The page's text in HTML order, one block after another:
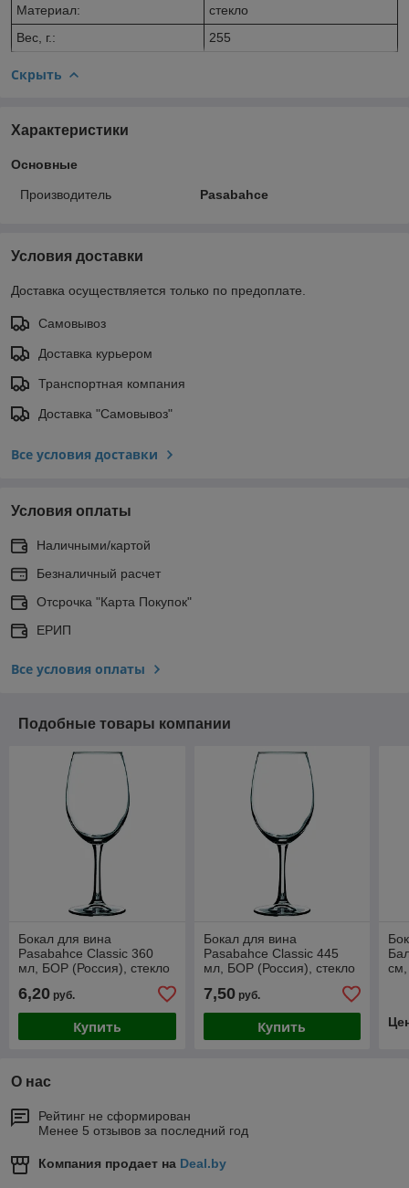
Материал:
стекло
Вес, г.:
255
Скрыть
Характеристики
Основные
Производитель Pasabahce
Условия доставки
Доставка осуществляется только по предоплате.
Самовывоз
Доставка курьером
Транспортная компания
Доставка "Самовывоз"
Все условия доставки
Условия оплаты
Наличными/картой
Безналичный расчет
Отсрочка "Карта Покупок"
ЕРИП
Все условия оплаты
Подобные товары компании
Бокал для вина
Pasabahce Classic 360
мл, БОР (Россия), стекло
6,20 руб.
Купить
Бокал для вина
Pasabahce Classic 445
мл, БОР (Россия), стекло
7,50руб.
Купить
см,
О нас
Рейтинг не сформирован
Менее 5 отзывов за последний год
Компания продает на Deal.by